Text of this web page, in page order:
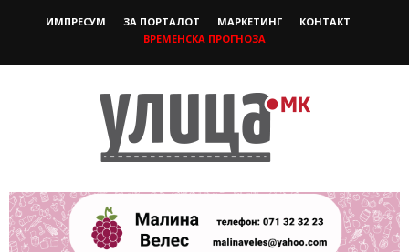
ИМПРЕСУМ ЗА ПОРТАЛОТ МАРКЕТИНГ
КОНТАКТ
ВРЕМЕНСКА ПРОГНОЗА